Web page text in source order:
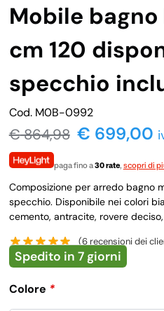
Mobile
cm 120
specchio
Cod. M0B-0992
€864,98 € 699,00
paga fino a30 rate, scopri di
Composizione per arredo bagno
specchio. Disponibile nei colori
cemento, antracite, rovere
(6 recensioni dei
Spedito in 7 giorni
Colore *